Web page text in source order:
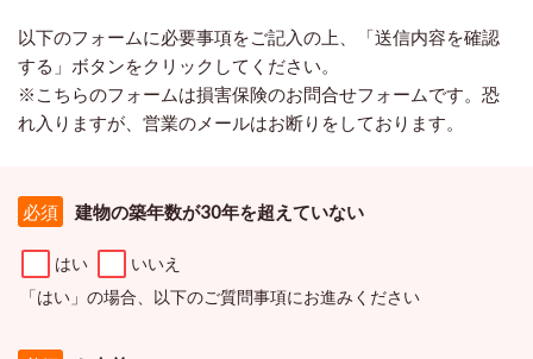
以下のフォームに必要事項をご記入の上、「送信内容を確認
する」ボタンをクリックしてください。
※こちらのフォームは損害保険のお問合せフォームです。恐
れ入りますが、営業のメールはお断りをしております。
建物の築年数が30年を超えていない
必須
はい
いいえ
「はい」の場合、以下のご質問事項にお進みください